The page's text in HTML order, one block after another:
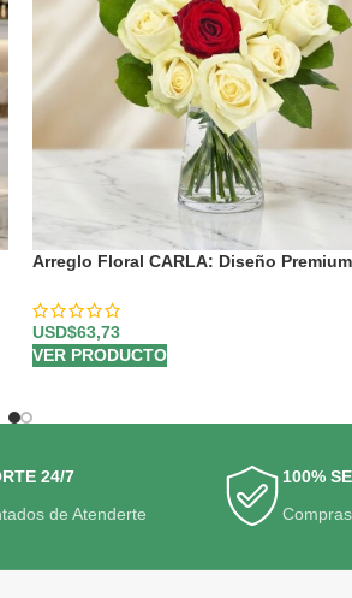
Arreglo Floral CARLA: Diseño
USD$63,73
VER PRODUCTO
24/7
de Atenderte
100%